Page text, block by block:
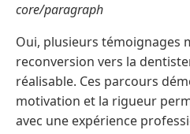
core/paragraph
Oui, plusieurs témoignages
reconversion vers la
réalisable. Ces parcours
motivation et la rigueur
avec une expérience